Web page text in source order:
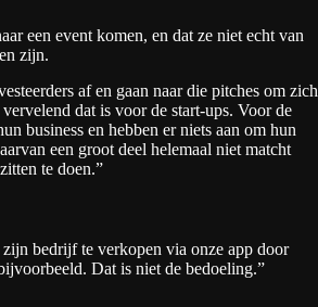
een event komen, en dat ze niet echt van
zijn.
af en gaan naar die pitches om zich
dat is voor de start-ups. Voor de
business en hebben er niets aan om hun
een groot deel helemaal niet matcht
te doen.”
bedrijf te verkopen via onze app door
Dat is niet de bedoeling.”